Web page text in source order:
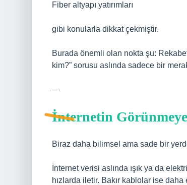
Fiber altyapı yatırımları
gibi konularla dikkat çekmiştir.
Burada önemli olan nokta şu:
kim?” sorusu aslında sadece bir
—
İnternetin
Biraz daha bilimsel ama sade bir
İnternet verisi aslında ışık ya da
hızlarda iletir. Bakır kablolar ise